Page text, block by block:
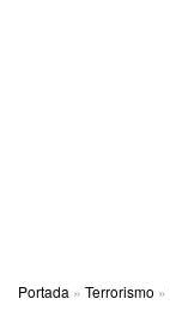
Portada » Terrorismo »